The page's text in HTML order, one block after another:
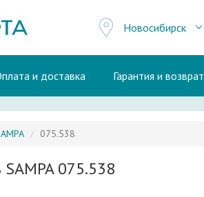
Новосибирск
и доставка Гарантия и возврат
075.538
SAMPA 075.538